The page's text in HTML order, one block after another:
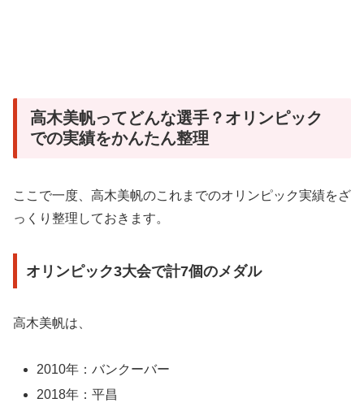
高木美帆ってどんな選手？オリンピック
での実績をかんたん整理
ここで一度、高木美帆のこれまでのオリンピック実績をざ
っくり整理しておきます。
オリンピック3大会で計7個のメダル
高木美帆は、
2010年：バンクーバー
2018年：平昌